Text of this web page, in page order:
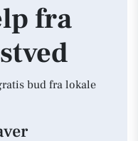
fra
bud fra lokale